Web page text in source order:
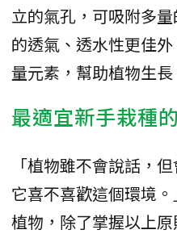
立的氣孔，可吸附多
的透氣、透水性更佳
量元素，幫助植物生長
最適宜新手栽種
「植物雖不會說話，
它喜不喜歡這個環境
植物，除了掌握以上